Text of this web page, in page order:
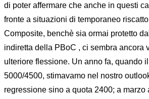
di poter affermare che anche in questi
fronte a situazioni di temporaneo
Composite, benchè sia ormai protetto
indiretta della PBoC , ci sembra ancora
ulteriore flessione. Un anno fa, quando
5000/4500, stimavamo nel nostro
regressione sino a quota 2400; a